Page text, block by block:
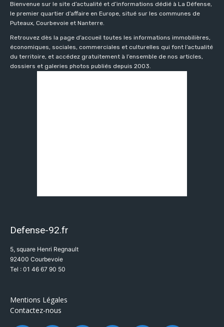
Bienvenue sur le site d’actualité et d’informations dédié à La Défense,
le premier quartier d’affaire en Europe, situé sur les communes de
Puteaux, Courbevoie et Nanterre.
Retrouvez dès la page d’accueil toutes les informations immobilières,
économiques, sociales, commerciales et culturelles qui font l’actualité
du territoire, et accédez gratuitement à l’ensemble de nos articles,
dossiers et galeries photos publiés depuis 2003.
Defense-92.fr
5, square Henri Regnault
92400 Courbevoie
Tel : 01 46 67 90 50
Mentions Légales
Contactez-nous